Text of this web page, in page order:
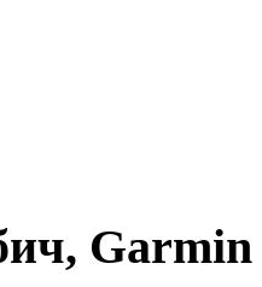
Garmin